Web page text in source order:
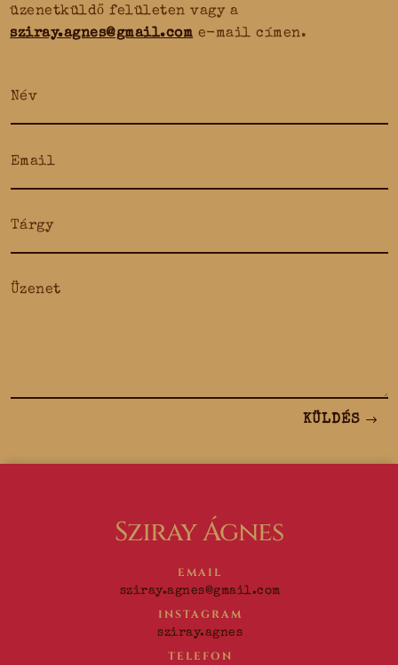
üzenetküldő felületen vagy a
sziray.agnes@gmail.come-mail címen.
KÜLDÉS
Sziray Ágnes
EMAIL
sziray.agnes@gmail.com
INSTAGRAM
sziray.agnes
TELEFON